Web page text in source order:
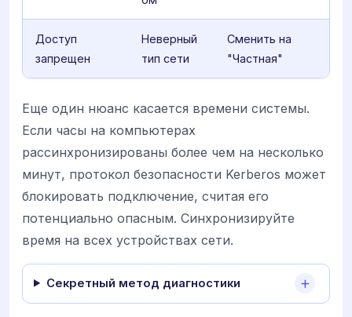
Доступ
запрещен
Неверный
тип сети
Сменить на
"Частная"
Еще один нюанс касается времени системы.
Если часы на компьютерах
рассинхронизированы более чем на несколько
минут, протокол безопасности Kerberos может
блокировать подключение, считая его
потенциально опасным. Синхронизируйте
время на всех устройствах сети.
Секретный метод диагностики